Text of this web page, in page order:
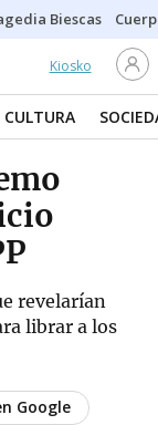
Biescas
Kiosko
CULTURA
revelarían
librar a los
Google